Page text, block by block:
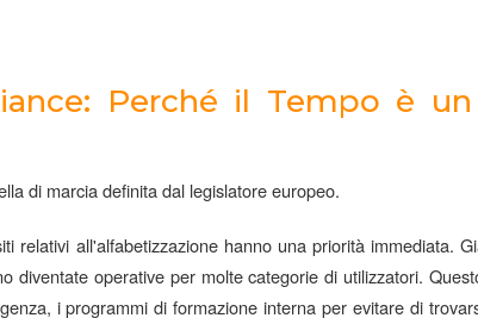
Perché il Tempo è
di marcia definita dal legislatore europeo.
relativi all'alfabetizzazione hanno una priorità immediata.
diventate operative per molte categorie di utilizzatori.
i programmi di formazione interna per evitare di